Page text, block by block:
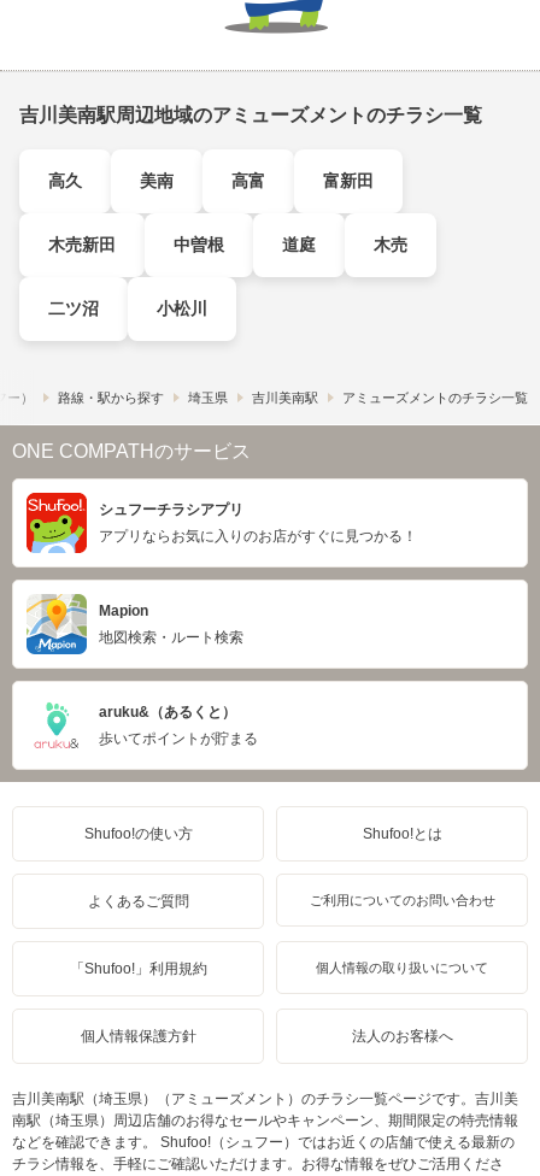
吉川美南駅周辺地域のアミューズメントのチラシ一覧
高久 美南 高富 富新田
木売新田 中曽根 道庭 木売
二ツ沼 小松川
） 路線・駅から探す 埼玉県 吉川美南駅 アミューズメントのチラシ一覧
ONE COMPATHのサービス
シュフーチラシアプリ
アプリならお気に入りのお店がすぐに見つかる！
Mapion
地図検索・ルート検索
aruku&（あるくと）
歩いてポイントが貯まる
Shufoo!の使い方 Shufoo!とは
よくあるご質問 ご利用についてのお問い合わせ
「Shufoo!」利用規約 個人情報の取り扱いについて
個人情報保護方針 法人のお客様へ
吉川美南駅（埼玉県）（アミューズメント）のチラシ一覧ページです。吉川美
南駅（埼玉県）周辺店舗のお得なセールやキャンペーン、期間限定の特売情報
などを確認できます。 Shufoo!（シュフー）ではお近くの店舗で使える最新の
チラシ情報を、手軽にご確認いただけます。お得な情報をぜひご活用くださ